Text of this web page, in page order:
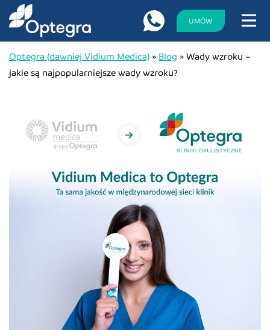
UMÓW
Optegra (dawniej Vidium Medica) » Blog » Wady wzroku –
jakie są najpopularniejsze wady wzroku?